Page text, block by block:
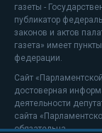
газеты -
публикатор
законов и актов
газета» имеет
федерации.
Сайт
достоверная
деятельности
сайта
обязательна.